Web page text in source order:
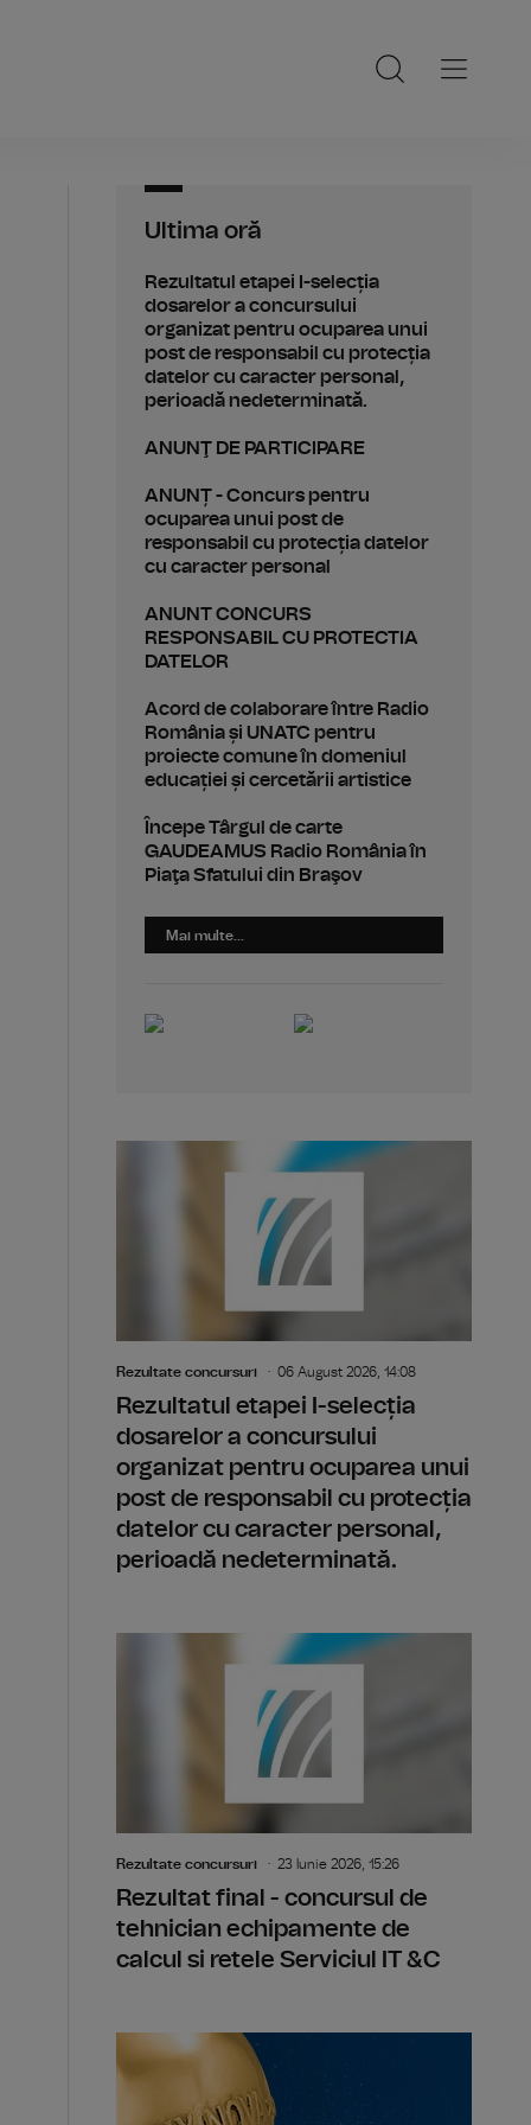
Ultima oră
Rezultatul etapei I-selecția
dosarelor a concursului
organizat pentru ocuparea unui
post de responsabil cu protecția
datelor cu caracter personal,
perioadă nedeterminată.
ANUNŢ DE PARTICIPARE
ANUNȚ - Concurs pentru
ocuparea unui post de
responsabil cu protecția datelor
cu caracter personal
ANUNT CONCURS
RESPONSABIL CU PROTECTIA
DATELOR
Acord de colaborare între Radio
România și UNATC pentru
proiecte comune în domeniul
educației și cercetării artistice
Începe Târgul de carte
GAUDEAMUS Radio România în
Piaţa Sfatului din Braşov
Mai multe...
Rezultate concursuri 06 August 2026, 14:08
Rezultatul etapei I-selecția
dosarelor a concursului
organizat pentru ocuparea unui
post de responsabil cu protecția
datelor cu caracter personal,
perioadă nedeterminată.
Rezultate concursuri 23 Iunie 2026, 15:26
Rezultat final - concursul de
tehnician echipamente de
calcul si retele Serviciul IT &C